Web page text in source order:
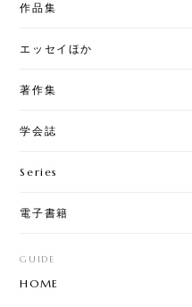
作品集
エッセイほか
著作集
学会誌
Series
電子書籍
GUIDE
HOME